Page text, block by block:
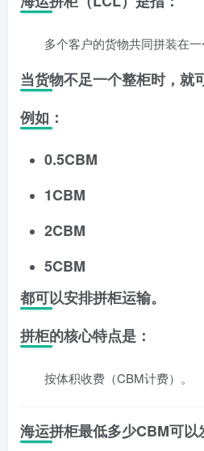
多个客户的货物共同拼装在一
当货物不足一个整柜时，就
例如：
0.5CBM
1CBM
2CBM
5CBM
都可以安排拼柜运输。
拼柜的核心特点是：
按体积收费（CBM计费）。
海运拼柜最低多少CBM可以